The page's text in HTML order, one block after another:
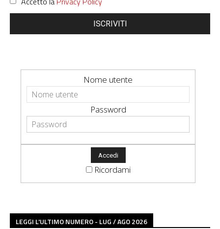
ISCRIVITI
Nome utente
Password
Ricordami
LEGGI L'ULTIMO NUMERO - LUG / AGO 2026